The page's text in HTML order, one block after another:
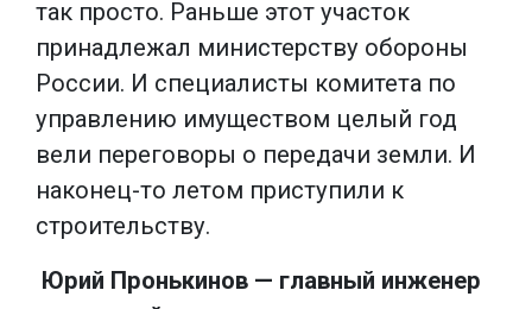
так просто. Раньше этот участок
принадлежал министерству обороны
России. И специалисты комитета по
управлению имуществом целый год
вели переговоры о передачи земли. И
наконец-то летом приступили к
строительству.
Юрий Пронькинов — главный инженер